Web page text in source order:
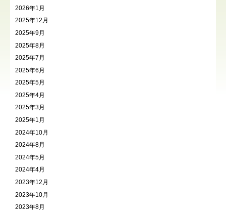
2026年1月
2025年12月
2025年9月
2025年8月
2025年7月
2025年6月
2025年5月
2025年4月
2025年3月
2025年1月
2024年10月
2024年8月
2024年5月
2024年4月
2023年12月
2023年10月
2023年8月